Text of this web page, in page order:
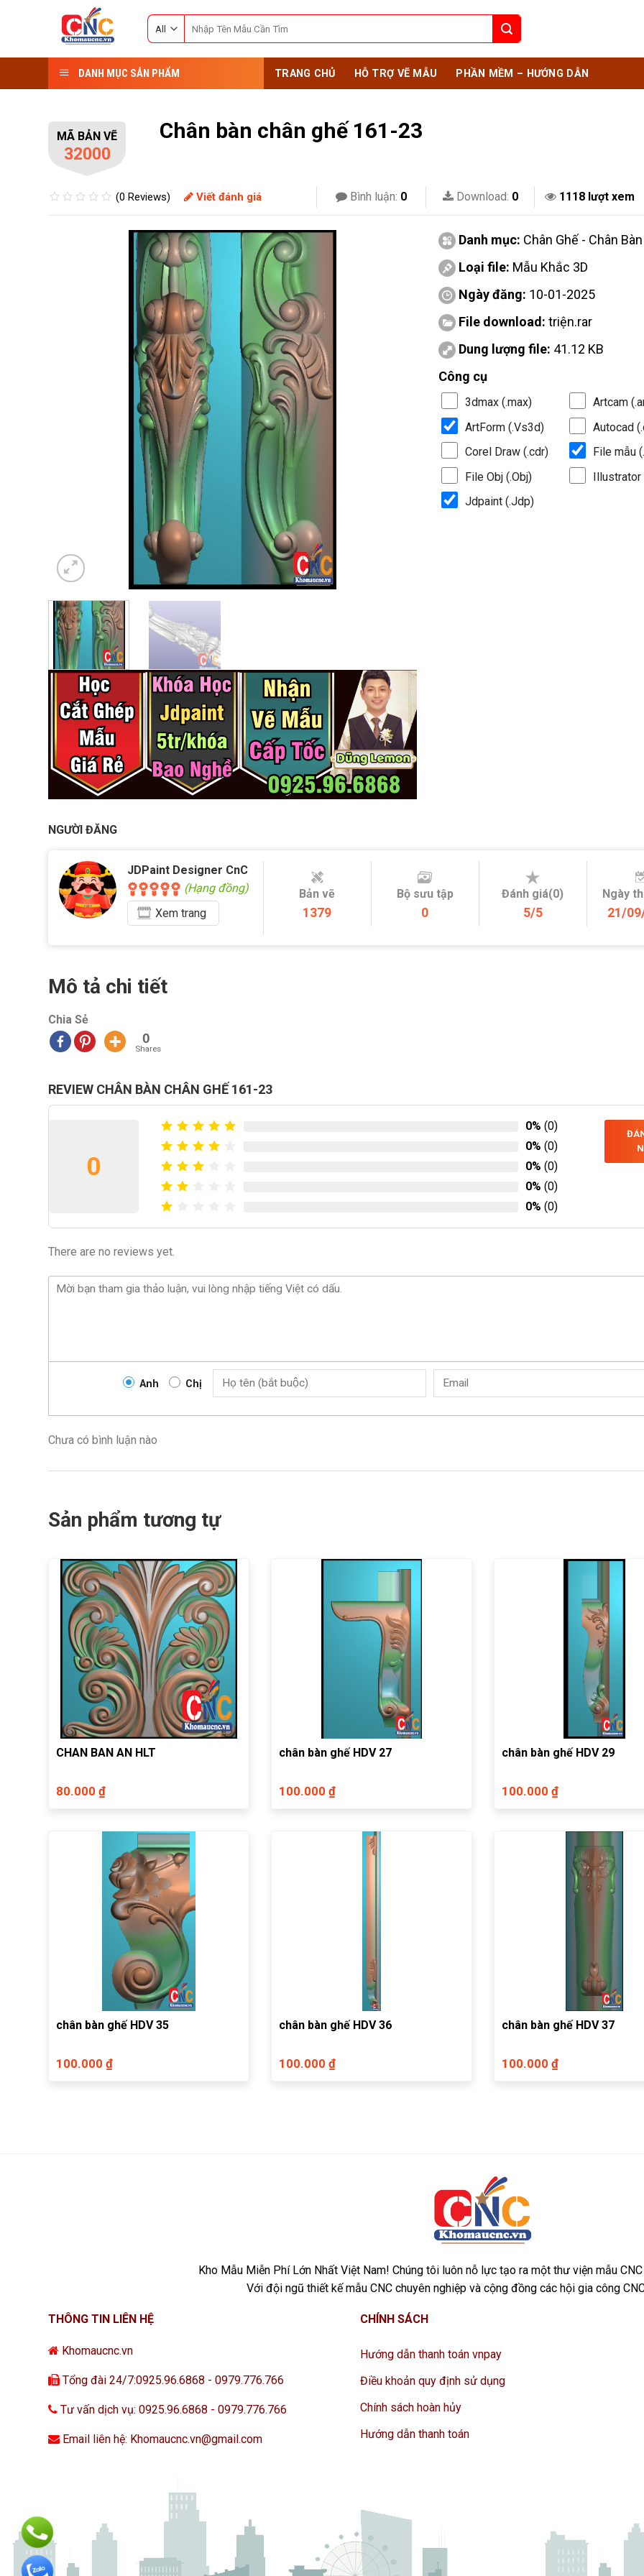
for:
DANH MỤC SẢN PHẨM TRANG CHỦ HỖ TRỢ VẼ MẪU PHẦN MỀM – HƯỚNG DẪN
MÃ BẢN VẼ
32000
Chân bàn chân ghế 161-23
(0 Reviews) Viết đánh giá Bình luận: 0 Download: 0 1118 lượt xem
Danh mục: Chân Ghế - Chân Bàn
Loại file: Mẫu Khắc 3D
Ngày đăng: 10-01-2025
File download: triện.rar
Dung lượng file: 41.12 KB
Công cụ
3dmax (.max)
Artcam
ArtForm (.Vs3d)
Autocad
Corel Draw (.cdr)
File mẫu
File Obj (.Obj)
Illustrator
Jdpaint (.Jdp)
NGƯỜI ĐĂNG
JDPaint Designer CnC
(Hạng đồng)
Xem trang
Bản vẽ
1379
Bộ sưu tập
0
Đánh giá(0)
5/5
Ngày
21/
Mô tả chi tiết
Chia Sẻ
0
Shares
REVIEW CHÂN BÀN CHÂN GHẾ 161-23
0
0% (0)
0% (0)
0% (0)
0% (0)
0% (0)
There are no reviews yet.
Anh Chị
Chưa có bình luận nào
Sản phẩm tương tự
CHAN BAN AN HLT
80.000 ₫
chân bàn ghế HDV 27
100.000 ₫
chân bàn ghế HDV 29
100.000 ₫
chân bàn ghế HDV 35
100.000 ₫
chân bàn ghế HDV 36
100.000 ₫
chân bàn ghế HDV 37
100.000 ₫
Kho Mẫu Miễn Phí Lớn Nhất Việt Nam! Chúng tôi luôn nỗ lực tạo ra một thư viện mẫu
Với đội ngũ thiết kế mẫu CNC chuyên nghiệp và cộng đồng các hội gia công
THÔNG TIN LIÊN HỆ
Khomaucnc.vn
Tổng đài 24/7:0925.96.6868 - 0979.776.766
Tư vấn dịch vụ: 0925.96.6868 - 0979.776.766
Email liên hệ: Khomaucnc.vn@gmail.com
CHÍNH SÁCH
Hướng dẫn thanh toán vnpay
Điều khoản quy định sử dụng
Chính sách hoàn hủy
Hướng dẫn thanh toán